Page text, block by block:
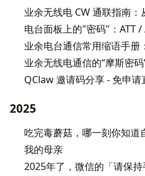
QClaw 邀请码分享 - 免申请
2025
吃完毒蘑菇，哪一刻你知道
我的母亲